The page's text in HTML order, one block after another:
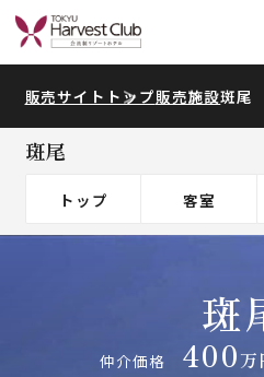
販売サイトトップ販売施設斑尾
斑尾
トップ 客室
斑
仲介価格 400万